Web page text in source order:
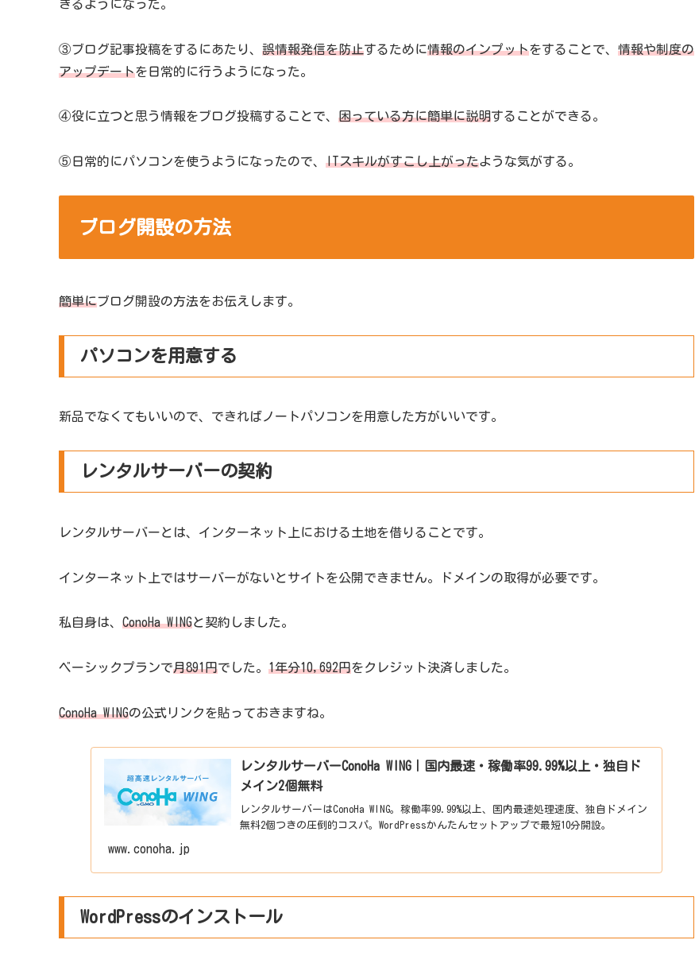
きるようになった。
③ブログ記事投稿をするにあたり、 誤情報発信を防止するために情報のインプットをすることで、 情報や制度の
アップデートを日常的に行うようになった。
④役に立つと思う情報をブログ投稿することで、 困っている方に簡単に説明することができる。
⑤日常的にパソコンを使うようになったので、 ITスキルがすこし上がったような気がする。
ブログ開設の方法
簡単にブログ開設の方法をお伝えします。
パソコンを用意する
新品でなくてもいいので、できればノートパソコンを用意した方がいいです。
レンタルサーバーの契約
レンタルサーバーとは、インターネット上における土地を借りることです。
インターネット上ではサーバーがないとサイトを公開できません。ドメインの取得が必要です。
私自身は、 ConoHa WINGと契約しました。
ベーシックプランで月891円でした。 1年分10,692円をクレジット決済しました。
ConoHa WINGの公式リンクを貼っておきますね。
レンタルサーバーConoHa WING｜国内最速・稼働率99.99%以上・独自ド
メイン2個無料
レンタルサーバーはConoHa WING。稼働率99.99%以上、国内最速処理速度、独自ドメイン
無料2個つきの圧倒的コスパ。WordPressかんたんセットアップで最短10分開設。
www.conoha.jp
WordPressのインストール